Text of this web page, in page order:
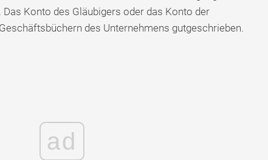
Konto des Gläubigers oder das Konto der
des Unternehmens gutgeschrieben.
ad